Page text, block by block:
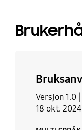
Versjon 1.0 |
18 okt. 2024